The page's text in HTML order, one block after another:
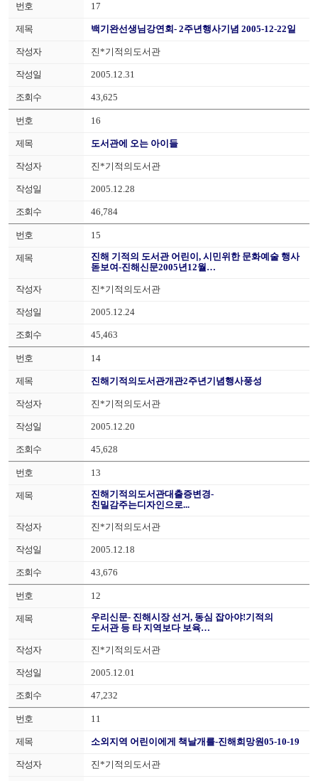
17
백기완선생님강연회- 2주년행사기념 2005-12-22일
진*기적의도서관
2005.12.31
43,625
16
도서관에 오는 아이들
진*기적의도서관
2005.12.28
46,784
15
진해 기적의 도서관 어린이, 시민위한 문화예술 행사
돋보여-진해신문2005년12월…
진*기적의도서관
2005.12.24
45,463
14
진해기적의도서관개관2주년기념행사풍성
진*기적의도서관
2005.12.20
45,628
13
진해기적의도서관대출증변경-
친밀감주는디자인으로...
진*기적의도서관
2005.12.18
43,676
12
우리신문- 진해시장 선거, 동심 잡아야!기적의
도서관 등 타 지역보다 보육…
진*기적의도서관
2005.12.01
47,232
11
소외지역 어린이에게 책날개를-진해희망원05-10-19
진*기적의도서관